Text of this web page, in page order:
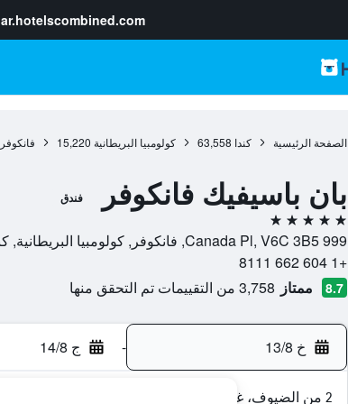
ar.hotelscombined.com
الصفحة الرئيسية كندا 63,558 كولومبيا البريطانية 15,220 فانكوفر
بان باسيفيك فانكوفر فندق
5 نجوم
999 Canada Pl, V6C 3B5, فانكوفر, كولومبيا البريطانية, كندا
+1 604 662 8111
8.7 ممتاز 3,758 من التقييمات تم التحقق منها
خ 13/8 - ج 14/8
2 من الضيوف، غرفة واحدة